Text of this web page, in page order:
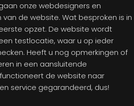
onze webdesigners en
de website. Wat besproken is in
opzet. De website wordt
testlocatie, waar u op ieder
Heeft u nog opmerkingen of
in een aansluitende
de website naar
service gegarandeerd, dus!